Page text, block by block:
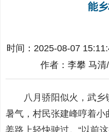
能
时间：2025-08-07
作者： 李攀 马清
八月骄阳似火，武乡
暑气，村民张建峰哼着
姜路上轻快驶过。“以前